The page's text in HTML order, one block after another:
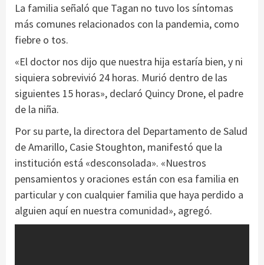
La familia señaló que Tagan no tuvo los síntomas
más comunes relacionados con la pandemia, como
fiebre o tos.
«El doctor nos dijo que nuestra hija estaría bien, y ni
siquiera sobrevivió 24 horas. Murió dentro de las
siguientes 15 horas», declaró Quincy Drone, el padre
de la niña.
Por su parte, la directora del Departamento de Salud
de Amarillo, Casie Stoughton, manifestó que la
institución está «desconsolada». «Nuestros
pensamientos y oraciones están con esa familia en
particular y con cualquier familia que haya perdido a
alguien aquí en nuestra comunidad», agregó.